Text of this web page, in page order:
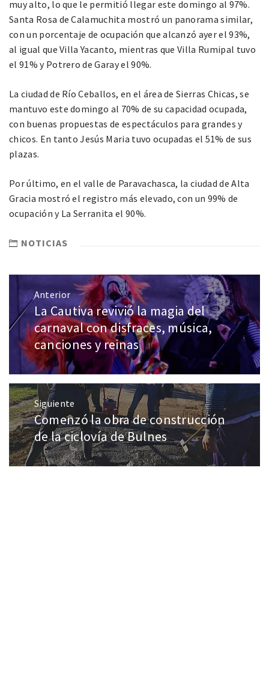
muy alto, lo que le permitió llegar este domingo al 97%.
Santa Rosa de Calamuchita mostró un panorama similar,
con un porcentaje de ocupación que alcanzó ayer el 93%,
al igual que Villa Yacanto, mientras que Villa Rumipal tuvo
el 91% y Potrero de Garay el 90%.
La ciudad de Río Ceballos, en el área de Sierras Chicas, se
mantuvo este domingo al 70% de su capacidad ocupada,
con buenas propuestas de espectáculos para grandes y
chicos. En tanto Jesús Maria tuvo ocupadas el 51% de sus
plazas.
Por último, en el valle de Paravachasca, la ciudad de Alta
Gracia mostró el registro más elevado, con un 99% de
ocupación y La Serranita el 90%.
NOTICIAS
Anterior
La Cautiva revivió la magia del
carnaval con disfraces, música,
canciones y reinas
Siguiente
Comenzó la obra de construcción
de la ciclovía de Bulnes